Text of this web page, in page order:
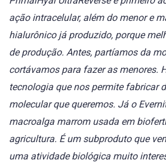
ação intracelular, além do menor e
hialurônico já produzido, porque
de produção. Antes, partíamos da
cortávamos para fazer as menores.
tecnologia que nos permite fabricar
molecular que queremos. Já o
macroalga marrom usada em
agricultura. É um subproduto que
uma atividade biológica muito